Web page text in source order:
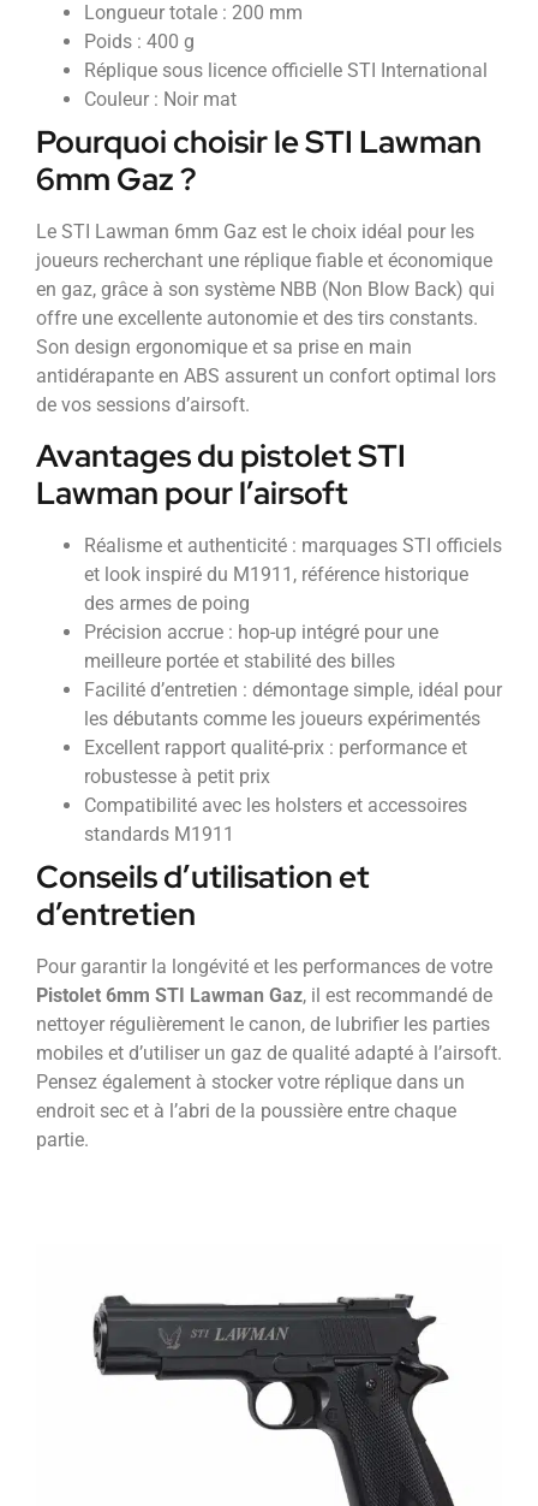
Longueur totale : 200 mm
Poids : 400 g
Réplique sous licence officielle STI International
Couleur : Noir mat
Pourquoi choisir le STI Lawman
6mm Gaz ?
Le STI Lawman 6mm Gaz est le choix idéal pour les
joueurs recherchant une réplique fiable et économique
en gaz, grâce à son système NBB (Non Blow Back) qui
offre une excellente autonomie et des tirs constants.
Son design ergonomique et sa prise en main
antidérapante en ABS assurent un confort optimal lors
de vos sessions d’airsoft.
Avantages du pistolet STI
Lawman pour l’airsoft
Réalisme et authenticité : marquages STI officiels
et look inspiré du M1911, référence historique
des armes de poing
Précision accrue : hop-up intégré pour une
meilleure portée et stabilité des billes
Facilité d’entretien : démontage simple, idéal pour
les débutants comme les joueurs expérimentés
Excellent rapport qualité-prix : performance et
robustesse à petit prix
Compatibilité avec les holsters et accessoires
standards M1911
Conseils d’utilisation et
d’entretien
Pour garantir la longévité et les performances de votre
Pistolet 6mm STI Lawman Gaz, il est recommandé de
nettoyer régulièrement le canon, de lubrifier les parties
mobiles et d’utiliser un gaz de qualité adapté à l’airsoft.
Pensez également à stocker votre réplique dans un
endroit sec et à l’abri de la poussière entre chaque
partie.